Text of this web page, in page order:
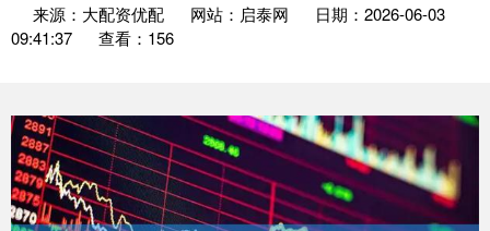
来源：大配资优配 网站：启泰网
日期：2026-06-03
09:41:37
查看：156